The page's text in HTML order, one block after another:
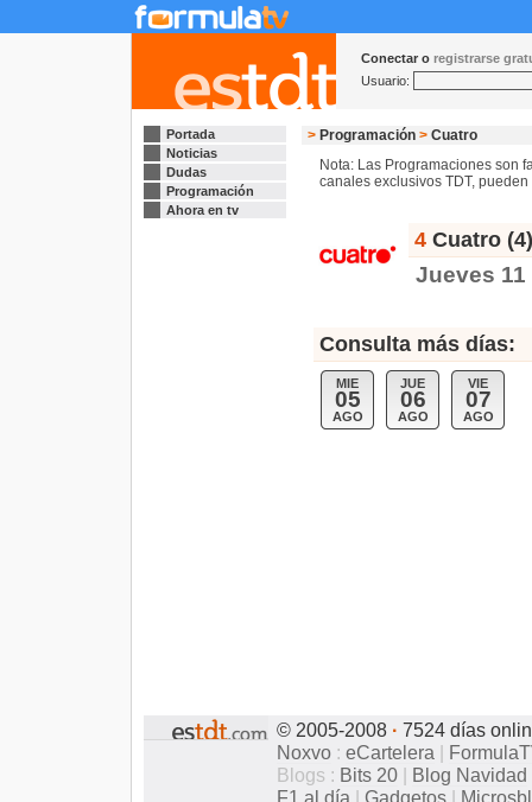
Conectar o registrarse
Usuario:
Portada
Noticias
Dudas
Programación
Ahora en tv
> Programación > Cuatro
Nota: Las Programaciones son
canales exclusivos TDT,
4 Cuatro (4)
Jueves
Consulta más días:
MIE
05
AGO
JUE
06
AGO
VIE
07
AGO
© 2005-2008 · 7524 días
Noxvo : eCartelera |
Blogs : Bits 20 | Blog Navidad
F1 al día | Gadgetos |